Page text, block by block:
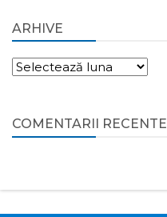
ARHIVE
Arhive
COMENTARII RECENTE